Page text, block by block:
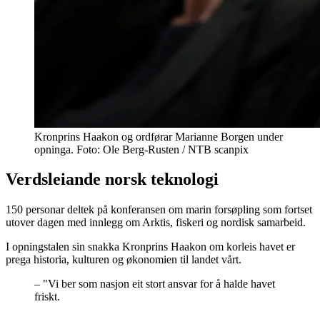
Kronprins Haakon og ordførar Marianne Borgen under
opninga. Foto: Ole Berg-Rusten / NTB scanpix
Verdsleiande norsk teknologi
150 personar deltek på konferansen om marin forsøpling som fortset
utover dagen med innlegg om Arktis, fiskeri og nordisk samarbeid.
I opningstalen sin snakka Kronprins Haakon om korleis havet er
prega historia, kulturen og økonomien til landet vårt.
– "Vi ber som nasjon eit stort ansvar for å halde havet
friskt.